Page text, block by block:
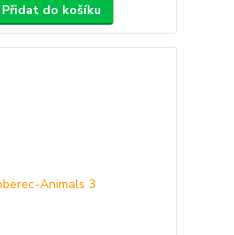
Přidat do košíku